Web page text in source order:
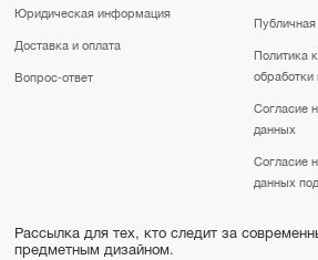
Юридическая информация
Доставка и оплата
Вопрос-ответ
Политика
Согласие
данных
Согласие
данных
Рассылка для тех, кто следит за
предметным дизайном.